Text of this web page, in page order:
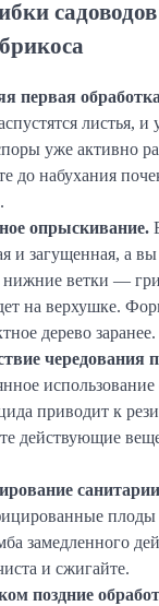
садоводов
первая
листья,
уже активно
до набухания
опрыскивание.
и загущенная, а вы
нижние ветки —
на верхушке.
дерево заранее.
чередования
приводит к
действующие
плоды
замедленного
и сжигайте.
поздние